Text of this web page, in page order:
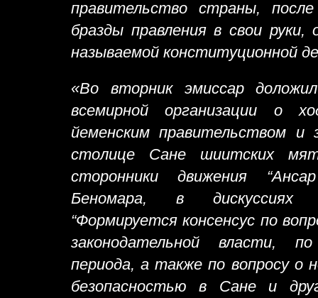
правительство страны,
бразды правления в свои
называемой конституционной
«Во вторник эмиссар
всемирной организации о
йеменским правительством и
столице Сане шиитских
сторонники движения
Беномара, в дискуссиях
“Формируется консенсус по
законодательной власти,
периода, а также по вопросу о
безопасностью в Сане и